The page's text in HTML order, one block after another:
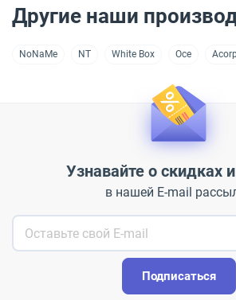
Другие наши
NoNaMe NT White Box Oce
Узнавайте о скидках
в нашей E-mail
Подписаться